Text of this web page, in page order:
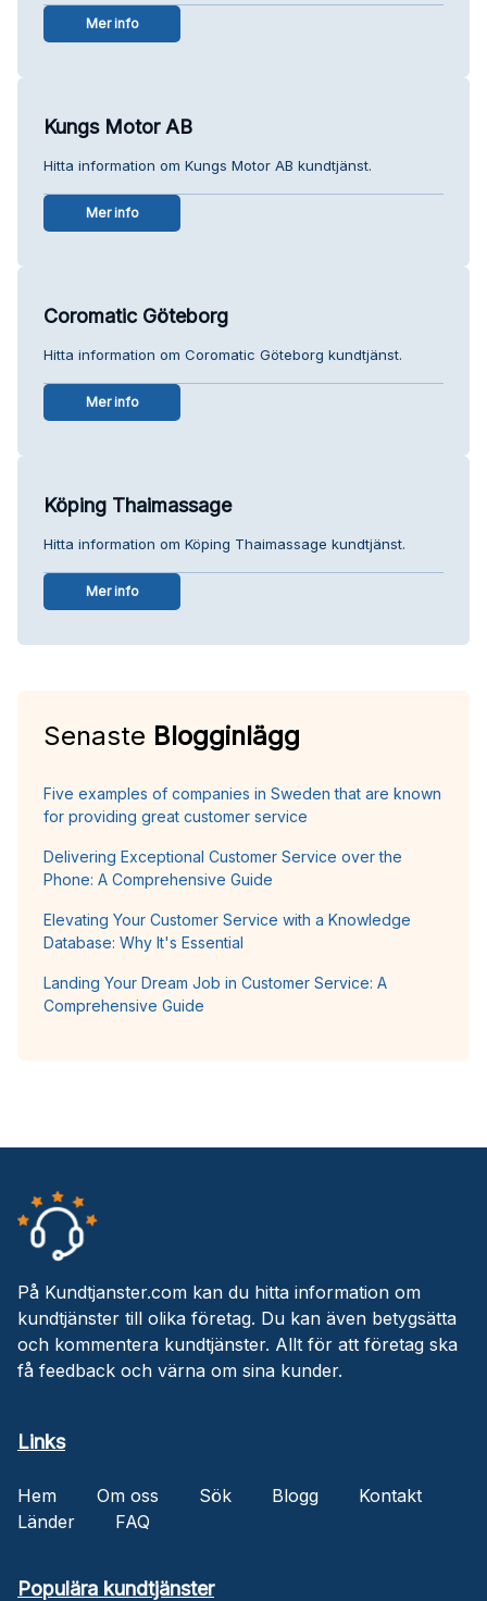
Mer info
Kungs Motor AB
Hitta information om Kungs Motor AB kundtjänst.
Mer info
Coromatic Göteborg
Hitta information om Coromatic Göteborg kundtjänst.
Mer info
Köping Thaimassage
Hitta information om Köping Thaimassage kundtjänst.
Mer info
Senaste Blogginlägg
Five examples of companies in Sweden that are known
for providing great customer service
Delivering Exceptional Customer Service over the
Phone: A Comprehensive Guide
Elevating Your Customer Service with a Knowledge
Database: Why It's Essential
Landing Your Dream Job in Customer Service: A
Comprehensive Guide
På Kundtjanster.com kan du hitta information om
kundtjänster till olika företag. Du kan även betygsätta
och kommentera kundtjänster. Allt för att företag ska
få feedback och värna om sina kunder.
Links
Hem Om oss Sök Blogg
Kontakt
Länder
FAQ
Populära kundtjänster